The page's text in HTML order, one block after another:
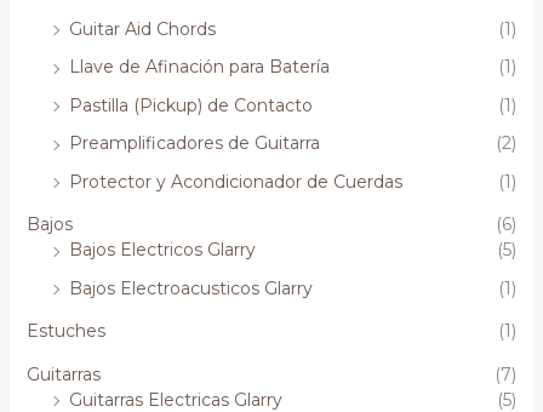
Guitar Aid Chords
(1)
Llave de Afinación para Batería
(1)
Pastilla (Pickup) de Contacto
(1)
Preamplificadores de Guitarra
(2)
Protector y Acondicionador de Cuerdas
(1)
Bajos
(6)
Bajos Electricos Glarry
(5)
Bajos Electroacusticos Glarry
(1)
Estuches
(1)
Guitarras
(7)
Guitarras Electricas Glarry
(5)